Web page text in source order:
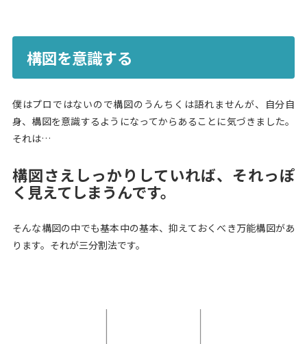
構図を意識する
僕はプロではないので構図のうんちくは語れませんが、自分自
身、構図を意識するようになってからあることに気づきました。
それは…
構図さえしっかりしていれば、それっぽ
く見えてしまうんです。
そんな構図の中でも基本中の基本、抑えておくべき万能構図があ
ります。それが三分割法です。